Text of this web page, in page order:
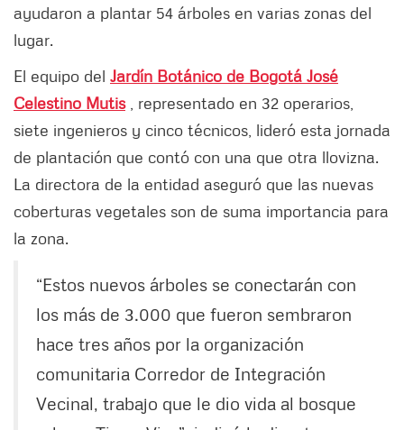
ayudaron a plantar 54 árboles en varias zonas del
lugar.
El equipo del Jardín Botánico de Bogotá José
Celestino Mutis, representado en 32 operarios,
siete ingenieros y cinco técnicos, lideró esta jornada
de plantación que contó con una que otra llovizna.
La directora de la entidad aseguró que las nuevas
coberturas vegetales son de suma importancia para
la zona.
“Estos nuevos árboles se conectarán con
los más de 3.000 que fueron sembraron
hace tres años por la organización
comunitaria Corredor de Integración
Vecinal, trabajo que le dio vida al bosque